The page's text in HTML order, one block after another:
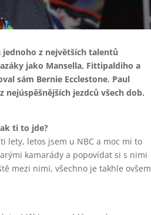
jednoho z největších talentů
jako Mansella, Fittipaldiho a
sám Bernie Ecclestone. Paul
nejúspěšnějších jezdců všech dob.
ti to jde?
lety, letos jsem u NBC a moc mi to
kamarády a popovídat si s nimi
mezi nimi, všechno je takhle ovšem